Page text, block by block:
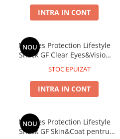
INTRA IN CONT
NOU
Natures Protection Lifestyle
Snack GF Clear Eyes&Vision
STOC EPUIZAT
INTRA IN CONT
NOU
Natures Protection Lifestyle
Snack GF Skin&Coat pentru